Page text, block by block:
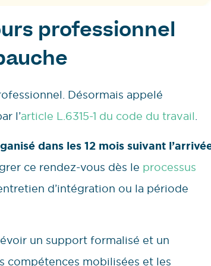
professionnel
Désormais appelé
l’article L.6315-1 du code du travail.
dans les 12 mois suivant
ce rendez-vous dès le processus
d’intégration ou la période
un support formalisé et un
compétences mobilisées et les